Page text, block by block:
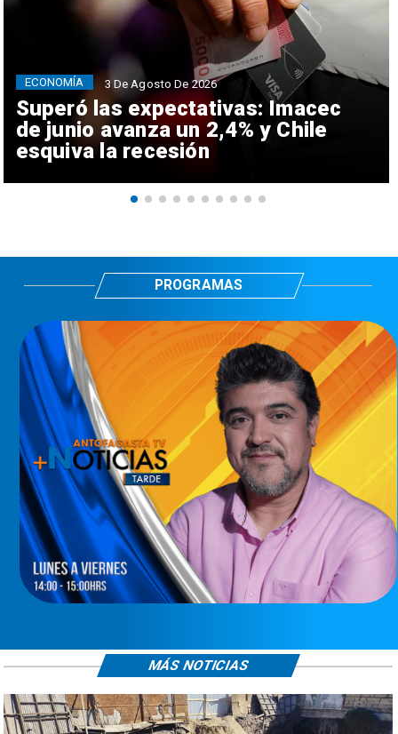
Superó las expectativas: Imacec
de junio avanza un 2,4% y Chile
esquiva la recesión
ECONOMÍA 3 De Agosto De 2026
PROGRAMAS
MÁS NOTICIAS